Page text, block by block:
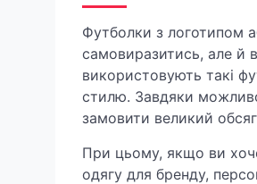
Футболки з логотипом
самовиразитись, але й
використовують такі
стилю. Завдяки
замовити великий
При цьому, якщо ви
одягу для бренду,